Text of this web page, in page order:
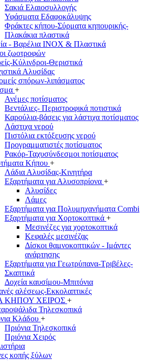
Σακιά Ελαιοσυλλογής
Υφάσματα Εδαφοκάλυψης
Φράκτες κήπου-Σύρματα κηπουρικής-
Πλακάκια πλαστικά
- Βαρέλια INOX & Πλαστικά
ζωοτροφών
Κύλινδροι-Θεριστικά
Αλυσίδας
σπόρων-λιπάσματος
+
Ανέμες ποτίσματος
Βεντάλιες- Περιστροφικά ποτιστικά
Καρούλια-βάσεις για λάστιχα ποτίσματος
Λάστιχα νερού
Πιστόλια εκτόξευσης νερού
Προγραμματιστές ποτίσματος
Ρακόρ-Ταχυσύνδεσμοι ποτίσματος
Κήπου +
Λάδια Αλυσίδας-Κινητήρα
Εξαρτήματα για Αλυσοπρίονα +
Αλυσίδες
Λάμες
Εξαρτήματα για Πολυμηχανήματα Combi
Εξαρτήματα για Χορτοκοπτικά +
Μεσινέζες για χορτοκοπτικά
Κεφαλές μεσινέζας
Δίσκοι θαμνοκοπτικών - Ιμάντες
ανάρτησης
Εξαρτήματα για Γεωτρύπανα-Τριβέλες-
Σκαπτικά
Δοχεία καυσίμου-Μπιτόνια
αλέσεως-Εκκολαπτικές
ΚΗΠΟΥ ΧΕΙΡΟΣ +
Τηλεσκοπικά
Κλάδου +
Πριόνια Τηλεσκοπικά
Πριόνια Χειρός
κοπής ξύλων